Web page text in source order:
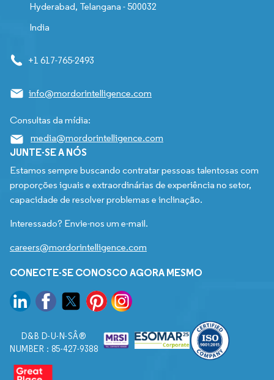
Hyderabad, Telangana - 500032
India
+1 617-765-2493
info@mordorintelligence.com
Consultas da mídia:
media@mordorintelligence.com
JUNTE-SE A NÓS
Estamos sempre buscando contratar pessoas talentosas com
proporções iguais e extraordinárias de experiência no setor,
capacidade de resolver problemas e inclinação.
Interessado? Envie-nos um e-mail.
careers@mordorintelligence.com
CONECTE-SE CONOSCO AGORA MESMO
D&B D-U-N-SÂ®
NUMBER : 85-427-9388